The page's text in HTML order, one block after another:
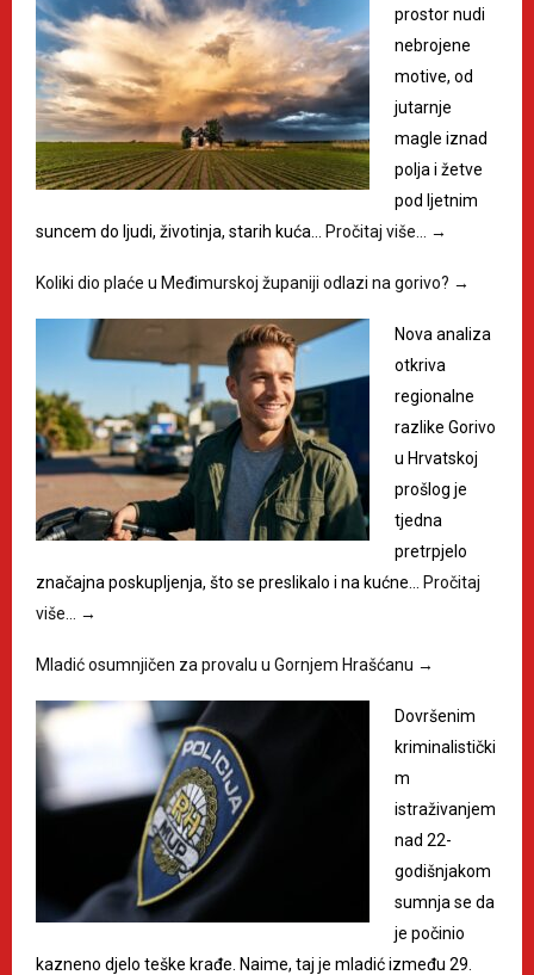
prostor nudi
nebrojene
motive, od
jutarnje
magle iznad
polja i žetve
pod ljetnim
suncem do ljudi, životinja, starih kuća…
Pročitaj više… →
Koliki dio plaće u Međimurskoj županiji odlazi na gorivo? →
Nova analiza
otkriva
regionalne
razlike Gorivo
u Hrvatskoj
prošlog je
tjedna
pretrpjelo
značajna poskupljenja, što se preslikalo i na kućne…
Pročitaj
više…
→
Mladić osumnjičen za provalu u Gornjem Hrašćanu →
Dovršenim
kriminalistički
m
istraživanjem
nad 22-
godišnjakom
sumnja se da
je počinio
kazneno djelo teške krađe. Naime, taj je mladić između 29.